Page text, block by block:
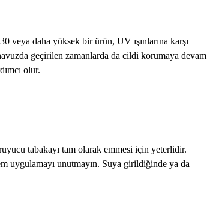
veya daha yüksek bir ürün, UV ışınlarına karşı
geçirilen zamanlarda da cildi korumaya devam
olur.
tabakayı tam olarak emmesi için yeterlidir.
uygulamayı unutmayın. Suya girildiğinde ya da